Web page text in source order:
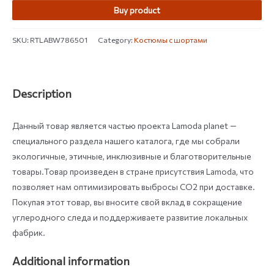
Buy product
SKU:RTLABW786501 Category:Костюмы с шортами
Description
Данный товар является частью проекта Lamoda planet —
специального раздела нашего каталога, где мы собрали
экологичные, этичные, инклюзивные и благотворительные
товары.Товар произведен в стране присутствия Lamoda, что
позволяет нам оптимизировать выбросы СО2 при доставке.
Покупая этот товар, вы вносите свой вклад в сокращение
углеродного следа и поддерживаете развитие локальных
фабрик.
Additional information